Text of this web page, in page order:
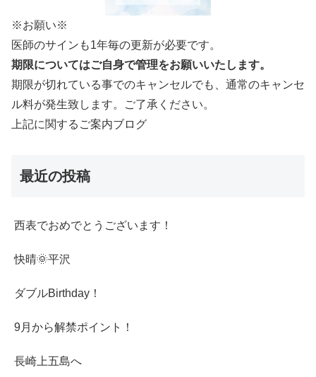
※お願い※
医師のサインも1年毎の更新が必要です。
期限についてはご自身で管理をお願いいたします。
期限が切れている事でのキャンセルでも、通常のキャンセ
ル料が発生致します。ご了承ください。
上記に関するご案内ブログ
最近の投稿
西表でおめでとうございます！
快晴🌞平沢
ダブルBirthday！
9月から解禁ポイント！
長崎上五島へ